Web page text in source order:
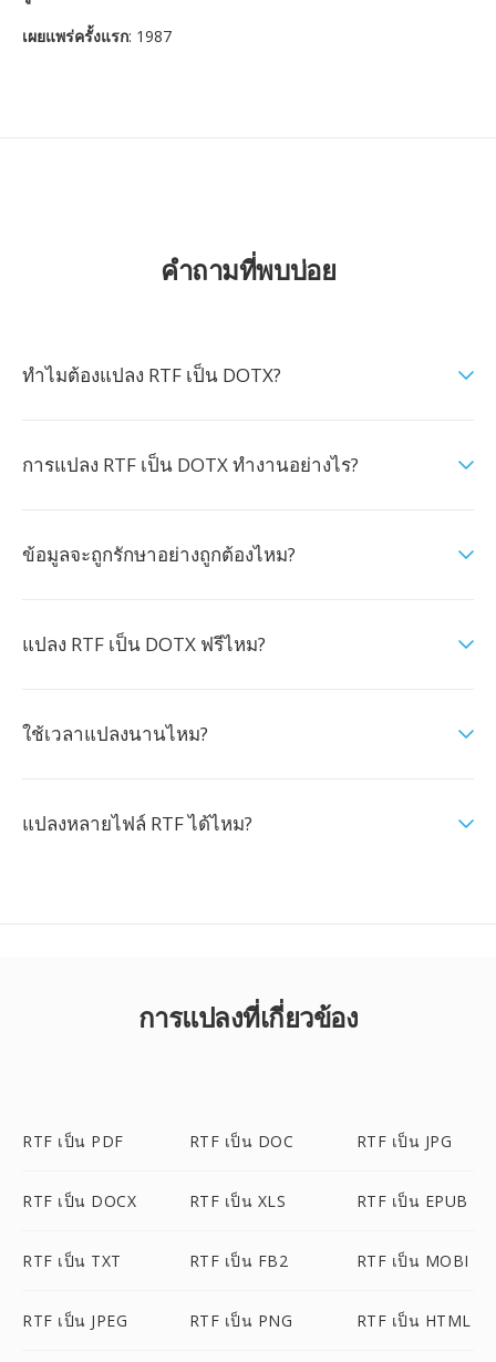
เผยแพร่ครั้งแรก: 1987
คำถามที่พบบ่อย
ทำไมต้องแปลง RTF เป็น DOTX?
การแปลง RTF เป็น DOTX ทำงานอย่างไร?
ข้อมูลจะถูกรักษาอย่างถูกต้องไหม?
แปลง RTF เป็น DOTX ฟรีไหม?
ใช้เวลาแปลงนานไหม?
แปลงหลายไฟล์ RTF ได้ไหม?
การแปลงที่เกี่ยวข้อง
RTF เป็น PDF RTF เป็น DOC RTF เป็น JPG
RTF เป็น DOCX RTF เป็น XLS RTF เป็น EPUB
RTF เป็น TXT RTF เป็น FB2 RTF เป็น MOBI
RTF เป็น JPEG RTF เป็น PNG RTF เป็น HTML